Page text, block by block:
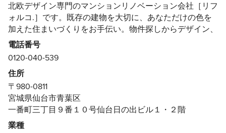
北欧デザイン専門のマンションリノベーション会社［リフ
ォルコ.］です。既存の建物を大切に、あなただけの色を
加えた住まいづくりをお手伝い。物件探しからデザイン、
施工、資金計画、アフターメンテナンスまでワンストップ
で対応しています。
受賞歴：
平成29年度建設業新分野進出等表彰奨励企業認定
LIXILメンバーズコンテスト2018[地域優秀賞受賞]
受賞作品：水色がさわやかな北欧カフェ空間
電話番号
0120-040-539
住所
〒980-0811
宮城県仙台市青葉区
一番町三丁目９番１０号仙台日の出ビル１・２階
業種